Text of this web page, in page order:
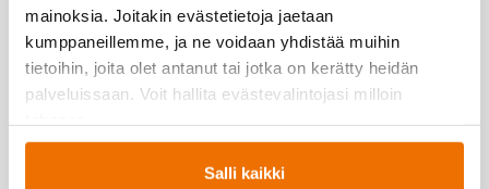
mainoksia. Joitakin evästetietoja jaetaan
kumppaneillemme, ja ne voidaan yhdistää muihin
tietoihin, joita olet antanut tai jotka on kerätty heidän
palveluissaan. Voit hallita evästevalintojasi milloin
Salli kaikki
08 4152 2001